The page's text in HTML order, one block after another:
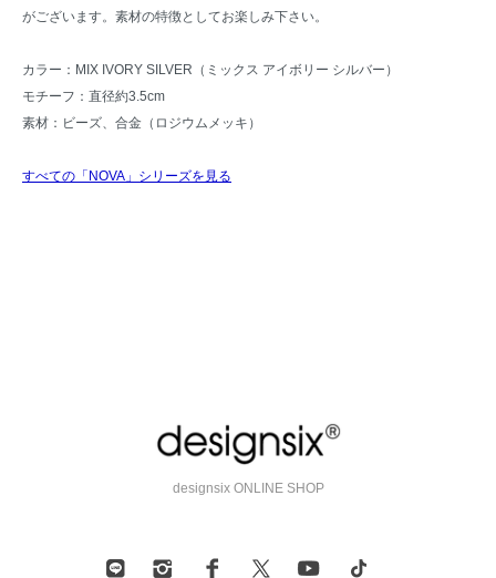
がございます。素材の特徴としてお楽しみ下さい。
カラー：MIX IVORY SILVER（ミックス アイボリー シルバー）
モチーフ：直径約3.5cm
素材：ビーズ、合金（ロジウムメッキ）
すべての「NOVA」シリーズを見る
designsix ONLINE SHOP